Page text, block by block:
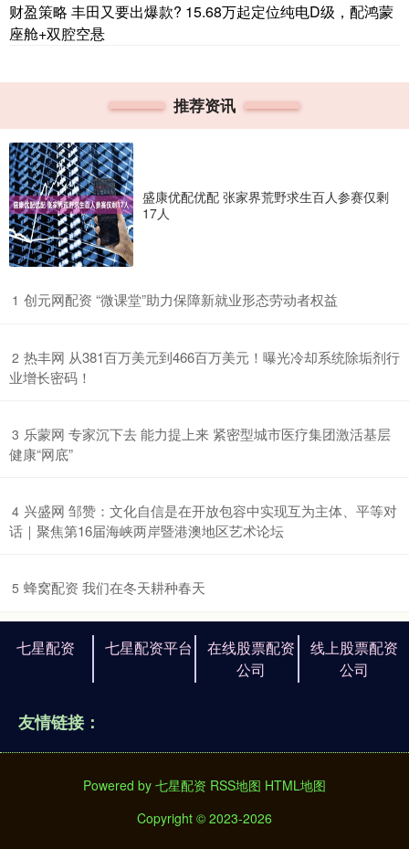
财盈策略 丰田又要出爆款? 15.68万起定位纯电D级，配鸿蒙
座舱+双腔空悬
推荐资讯
盛康优配优配 张家界荒野求生百人参赛仅剩
17人
1 ​创元网配资 “微课堂”助力保障新就业形态劳动者权益
2 ​热丰网 从381百万美元到466百万美元！曝光冷却系统除垢剂行
业增长密码！
3 ​乐蒙网 专家沉下去 能力提上来 紧密型城市医疗集团激活基层
健康“网底”
4 ​兴盛网 邹赞：文化自信是在开放包容中实现互为主体、平等对
话｜聚焦第16届海峡两岸暨港澳地区艺术论坛
5 ​蜂窝配资 我们在冬天耕种春天
七星配资 七星配资平台
在线股票配资
公司
线上股票配资
公司
友情链接：
Powered by 七星配资 RSS地图 HTML地图
Copyright © 2023-2026